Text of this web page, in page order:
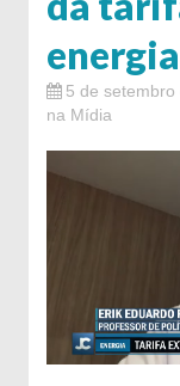
energia
5 de setembro
na Mídia